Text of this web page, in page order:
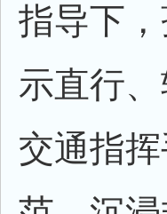
指导下
示直行
交通指